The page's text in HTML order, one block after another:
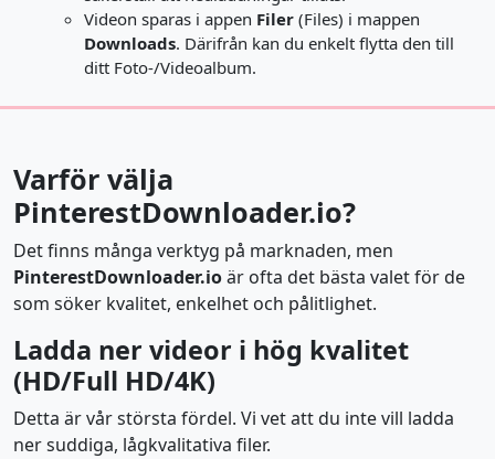
Videon sparas i appen Filer (Files) i mappen
Downloads. Därifrån kan du enkelt flytta den till
ditt Foto-/Videoalbum.
Varför välja
PinterestDownloader.io?
Det finns många verktyg på marknaden, men
PinterestDownloader.ioär ofta det bästa valet för de
som söker kvalitet, enkelhet och pålitlighet.
Ladda ner videor i hög kvalitet
(HD/Full HD/4K)
Detta är vår största fördel. Vi vet att du inte vill ladda
ner suddiga, lågkvalitativa filer.